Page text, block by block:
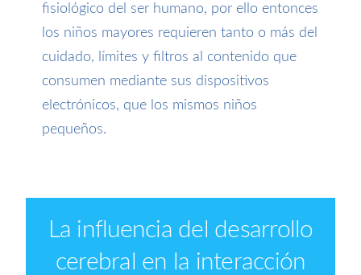
fisiológico del ser humano, por ello entonces
los niños mayores requieren tanto o más del
cuidado, límites y filtros al contenido que
consumen mediante sus dispositivos
electrónicos, que los mismos niños
pequeños.
La influencia del desarrollo
cerebral en la interacción